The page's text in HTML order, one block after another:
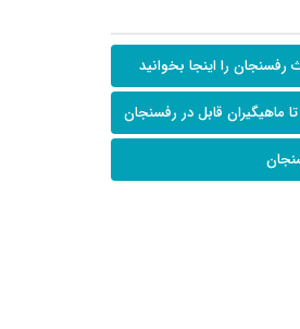
رفسنجان را اینجا بخوانید
ماهیگیران قابل در رفسنجان